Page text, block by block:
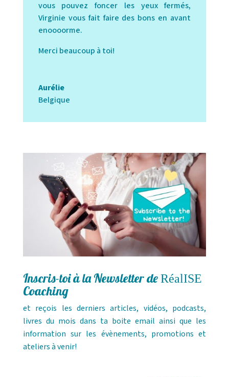
vous pouvez foncer les yeux fermés,
Virginie vous fait faire des bons en avant
enoooorme.
Merci beaucoup à toi!
Aurélie
Belgique
Inscris-toi à la Newsletter deRéalISE
Coaching
et reçois les derniers articles, vidéos, podcasts,
livres du mois dans ta boite email ainsi que les
information sur les évènements, promotions et
ateliers à venir!